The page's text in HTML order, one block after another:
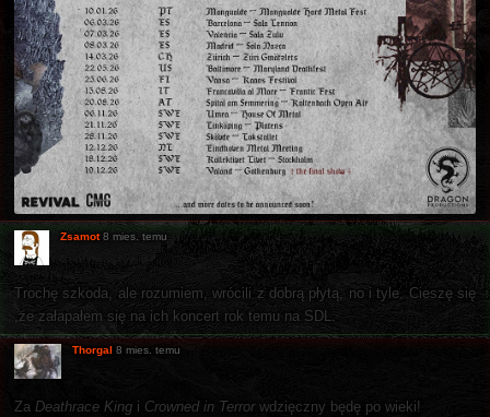
Zsamot 8 mies. temu
Trochę szkoda, ale rozumiem, wrócili z dobrą płytą, no i tyle. Cieszę się
,że załapałem się na ich koncert rok temu na SDL.
Thorgal 8 mies. temu
Za Deathrace King i Crowned in Terrorwdzięczny będę po wieki!